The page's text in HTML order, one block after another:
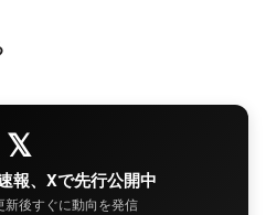
𝕏
報、Xで先行公開中
新後すぐに動向を発信